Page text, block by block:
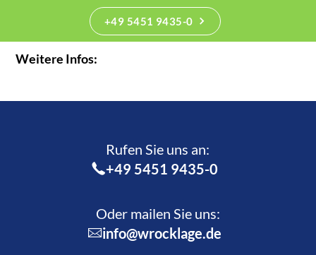
+49 5451 9435-0
Weitere Infos:
Rufen Sie uns an:­
+49 5451 9435-0
Oder mailen Sie uns:
info@wrocklage.de